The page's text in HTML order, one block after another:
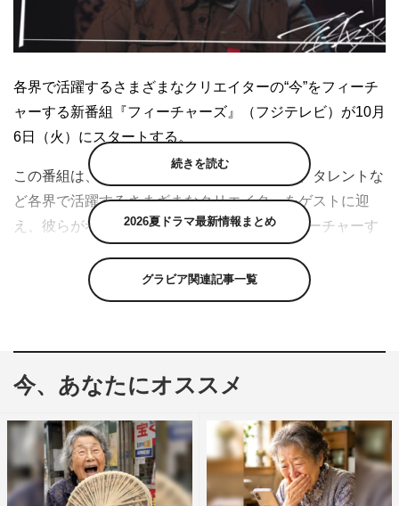
各界で活躍するさまざまなクリエイターの“今”をフィーチ
ャーする新番組『フィーチャーズ』（フジテレビ）が10月
6日（火）にスタートする。
この番組は、アスリート、モデル、ダンサー、タレントな
ど各界で活躍するさまざまなクリエイターをゲストに迎
え、彼らが考える、彼らにとっての“今”をフィーチャーす
記念すべき初回放送のゲストはInstagramのフォロワー数
加、くれいじーまぐねっと、土佐兄弟、丸山礼（※五十音
順）らも決定している。
続きを読む
2026夏ドラマ最新情報まとめ
グラビア関連記事一覧
今、あなたにオススメ